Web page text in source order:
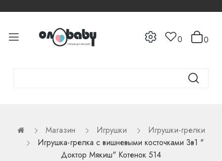
0 0
Магазин Игрушки
Игрушки-грелки
Игрушка-грелка с вишневыми косточками 3в1 "
Доктор Мякиш" Котенок 514